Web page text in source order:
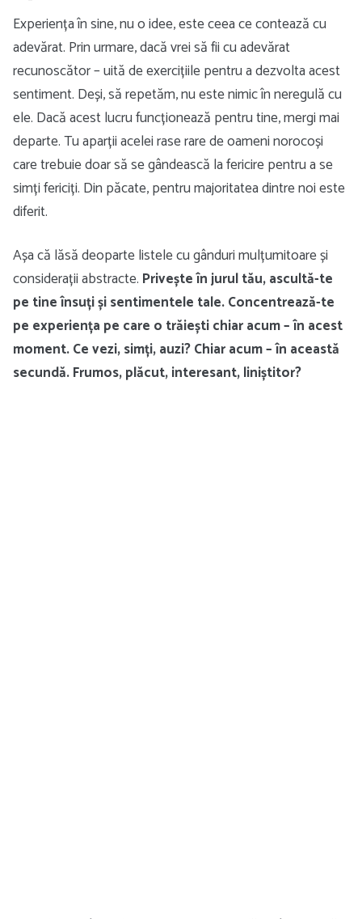
Experiența în sine, nu o idee, este ceea ce contează cu
adevărat. Prin urmare, dacă vrei să fii cu adevărat
recunoscător – uită de exercițiile pentru a dezvolta acest
sentiment. Deși, să repetăm, nu este nimic în neregulă cu
ele. Dacă acest lucru funcționează pentru tine, mergi mai
departe. Tu aparții acelei rase rare de oameni norocoși
care trebuie doar să se gândească la fericire pentru a se
simți fericiți. Din păcate, pentru majoritatea dintre noi este
diferit.
Așa că lăsă deoparte listele cu gânduri mulțumitoare și
considerații abstracte. Privește în jurul tău, ascultă-te
pe tine însuți și sentimentele tale. Concentrează-te
pe experiența pe care o trăiești chiar acum – în acest
moment. Ce vezi, simți, auzi? Chiar acum – în această
secundă. Frumos, plăcut, interesant, liniștitor?